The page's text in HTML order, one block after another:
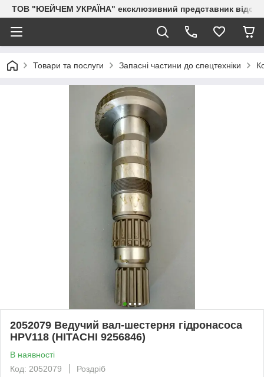
ТОВ "ЮЕЙЧЕМ УКРАЇНА" ексклюзивний представник відомих
Товари та послуги Запасні частини до спецтехніки
2052079 Ведучий вал-шестерня гідронасоса
HPV118 (HITACHI 9256846)
В наявності
Код: 2052079
Роздріб